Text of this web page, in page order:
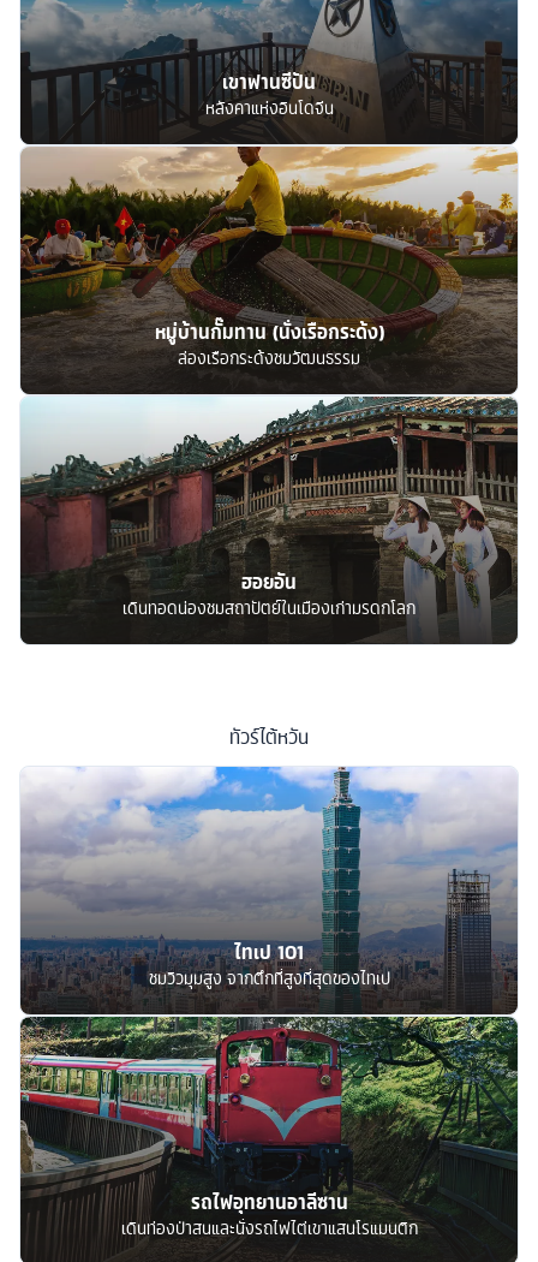
เขาฟานซีปัน
หลังคาแห่งอินโดจีน
หมู่บ้านกั๊มทาน (นั่งเรือกระด้ง)
ล่องเรือกระด้งชมวัฒนธรรม
ฮอยอัน
เดินทอดน่องชมสถาปัตย์ในเมืองเก่ามรดกโลก
ทัวร์ไต้หวัน
ไทเป 101
ชมวิวมุมสูง จากตึกที่สูงที่สุดของไทเป
รถไฟอุทยานอาลีซาน
เดินท่องป่าสนและนั่งรถไฟไต่เขาแสนโรแมนติก